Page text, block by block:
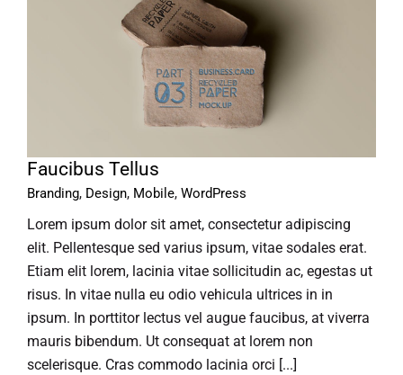
Faucibus Tellus
Branding, Design, Mobile, WordPress
Lorem ipsum dolor sit amet, consectetur adipiscing
elit. Pellentesque sed varius ipsum, vitae sodales erat.
Etiam elit lorem, lacinia vitae sollicitudin ac, egestas ut
risus. In vitae nulla eu odio vehicula ultrices in in
ipsum. In porttitor lectus vel augue faucibus, at viverra
mauris bibendum. Ut consequat at lorem non
scelerisque. Cras commodo lacinia orci [...]